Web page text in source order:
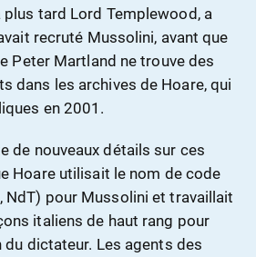
plus tard Lord Templewood, a
recruté Mussolini, avant que
Peter Martland ne trouve des
dans les archives de Hoare, qui
en 2001.
de nouveaux détails sur ces
Hoare utilisait le nom de code
NdT) pour Mussolini et travaillait
italiens de haut rang pour
du dictateur. Les agents des